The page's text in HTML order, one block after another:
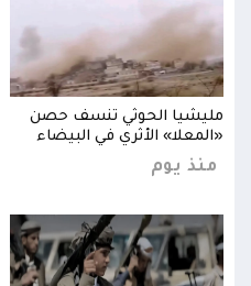
مليشيا الحوثي تنسف حصن
«المعلا» الأثري في البيضاء
منذ يوم